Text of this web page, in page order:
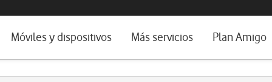
e idioma
Móviles y dispositivos Más servicios Plan Amigo